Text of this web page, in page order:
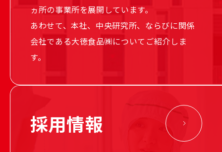
ヵ所の事業所を展開しています。
あわせて、本社、中央研究所、ならびに関係
会社である大徳食品㈱についてご紹介しま
す。
採用情報